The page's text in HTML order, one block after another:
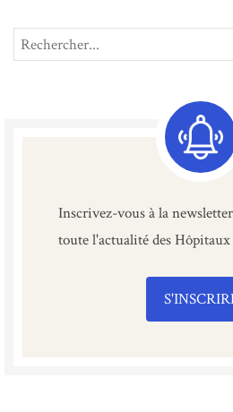
Search
for:
Inscrivez-vous à la
toute l'actualité des